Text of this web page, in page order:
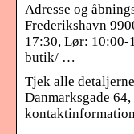
Adresse og
Frederikshavn
17:30, Lør:
butik/ …
Tjek alle
Danmarksgade